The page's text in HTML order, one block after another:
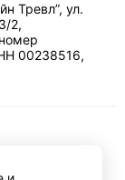
Тревл”, ул.
2,
00238516,